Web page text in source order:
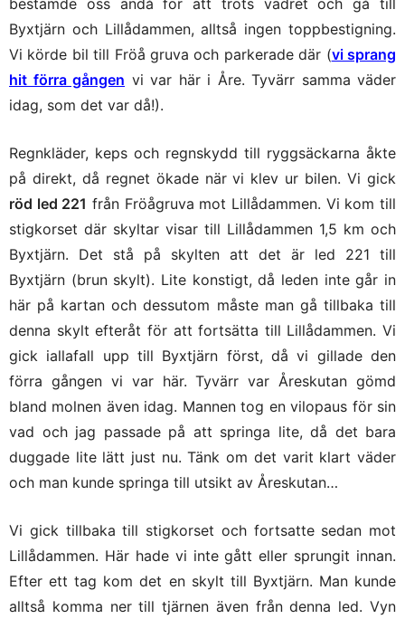
Byxtjärn och Lillådammen, alltså ingen toppbestigning.
Vi körde bil till Fröå gruva och parkerade där (vi sprang
hit förra gången vi var här i Åre. Tyvärr samma väder
idag, som det var då!).
Regnkläder, keps och regnskydd till ryggsäckarna åkte
på direkt, då regnet ökade när vi klev ur bilen. Vi gick
röd led 221 från Fröågruva mot Lillådammen. Vi kom till
stigkorset där skyltar visar till Lillådammen 1,5 km och
Byxtjärn. Det stå på skylten att det är led 221 till
Byxtjärn (brun skylt). Lite konstigt, då leden inte går in
här på kartan och dessutom måste man gå tillbaka till
denna skylt efteråt för att fortsätta till Lillådammen. Vi
gick iallafall upp till Byxtjärn först, då vi gillade den
förra gången vi var här. Tyvärr var Åreskutan gömd
bland molnen även idag. Mannen tog en vilopaus för sin
vad och jag passade på att springa lite, då det bara
duggade lite lätt just nu. Tänk om det varit klart väder
och man kunde springa till utsikt av Åreskutan…
Vi gick tillbaka till stigkorset och fortsatte sedan mot
Lillådammen. Här hade vi inte gått eller sprungit innan.
Efter ett tag kom det en skylt till Byxtjärn. Man kunde
alltså komma ner till tjärnen även från denna led. Vyn